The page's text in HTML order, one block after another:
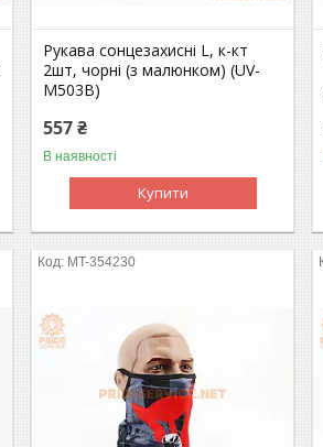
Рукава сонцезахисні L, к-кт
2шт, чорні (з малюнком) (UV-
M503B)
557 ₴
В наявності
Купити
MT-354230